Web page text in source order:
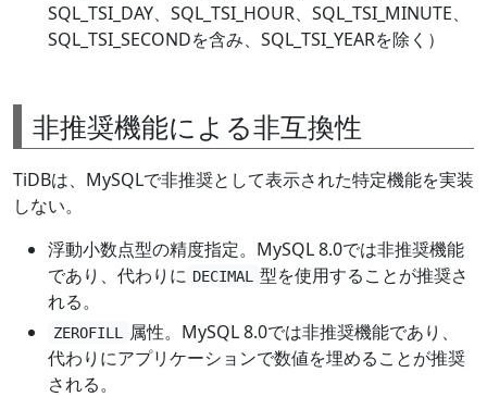
SQL_TSI_DAY、SQL_TSI_HOUR、SQL_TSI_MINUTE、
SQL_TSI_SECONDを含み、SQL_TSI_YEARを除く）
非推奨機能による非互換性
TiDBは、MySQLで非推奨として表示された特定機能を実装
しない。
浮動小数点型の精度指定。MySQL 8.0では非推奨機能
であり、代わりに DECIMAL
型を使用することが推奨さ
れる。
ZEROFILL
属性。MySQL 8.0では非推奨機能であり、
代わりにアプリケーションで数値を埋めることが推奨
される。